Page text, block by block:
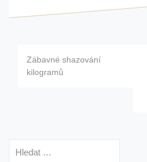
Navigace
pro
Zábavné shazování
kilogramů